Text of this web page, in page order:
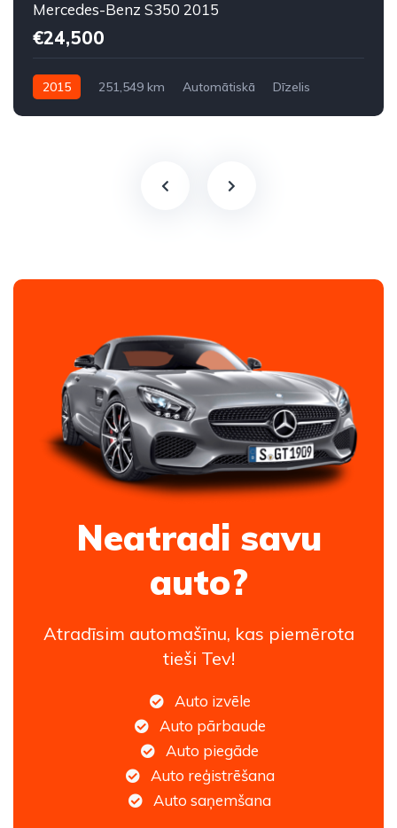
Mercedes-Benz S350 2015
€24,500
2015 251,549 km Automātiskā
Dīzelis
Neatradi savu
auto?
Atradīsim automašīnu, kas piemērota
tieši Tev!
Auto izvēle
Auto pārbaude
Auto piegāde
Auto reģistrēšana
Auto saņemšana